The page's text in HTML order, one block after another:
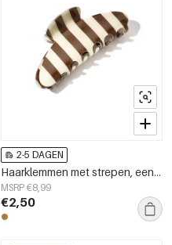
2-5 DAGEN
Haarklemmen met strepen, eenvoudige PVC-accessoires voor dagelijks gebruik
MSRP €8,99
€2,50